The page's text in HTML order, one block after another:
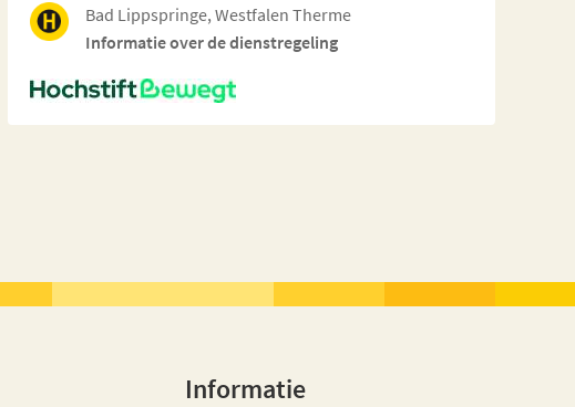
Bad Lippspringe, Westfalen Therme
Informatie over de dienstregeling
Informatie